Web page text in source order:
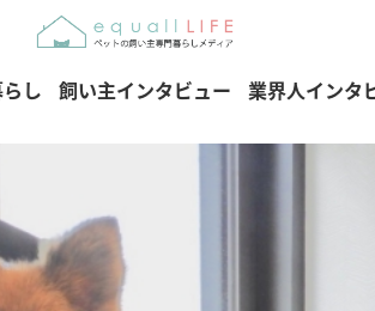
し 飼い主インタビュー 業界人インタ